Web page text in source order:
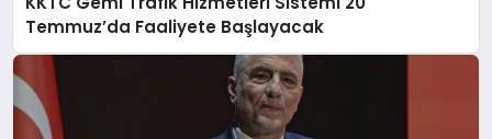
Temmuz’da Faaliyete Başlayacak